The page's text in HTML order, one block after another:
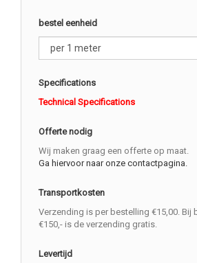
bestel eenheid
Specifications
Technical Specifications
Offerte nodig
Wij maken graag een offerte op maat.
Ga hiervoor naar onze contactpagina.
Transportkosten
Verzending is per bestelling €15,00. Bij
€150,- is de verzending gratis.
Levertijd